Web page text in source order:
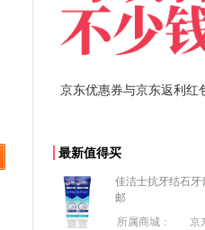
与京东返利红包！
最新值得买
佳洁士抗牙结石
邮
所属商城：
京